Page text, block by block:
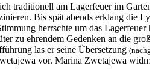
traditionell am Lagerfeuer im
Bis spät abends erklang die
herrschte um das Lagerfeuer
zu ehrendem Gedenken an die
las er seine Übersetzung
vor. Marina Zwetajewa